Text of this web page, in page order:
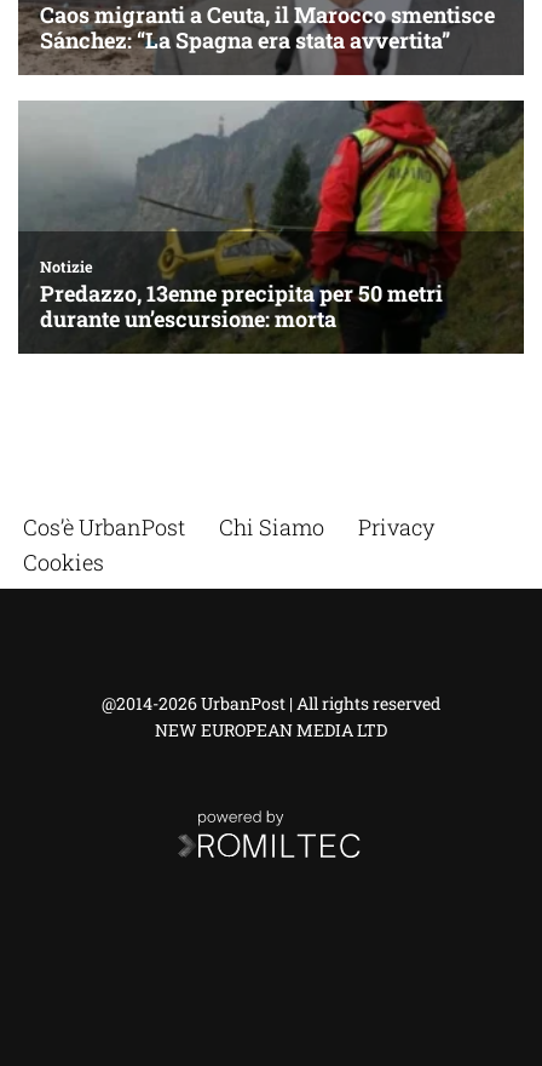
Cos’è UrbanPost Chi Siamo
Privacy
Cookies
@2014-2026 UrbanPost | All rights reserved
NEW EUROPEAN MEDIA LTD